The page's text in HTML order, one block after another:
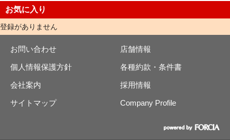
お気に入り
登録がありません
お問い合わせ 店舗情報
個人情報保護方針 各種約款・条件書
会社案内 採用情報
サイトマップ Company Profile